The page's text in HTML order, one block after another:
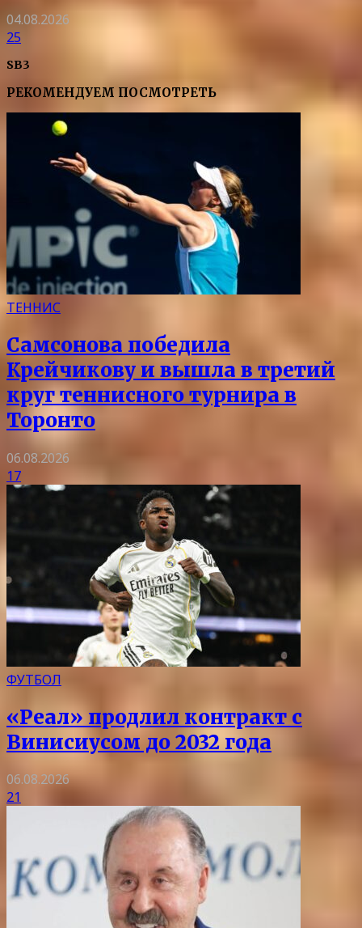
04.08.2026
25
SB3
РЕКОМЕНДУЕМ ПОСМОТРЕТЬ
ТЕННИС
Самсонова победила
Крейчикову и вышла в третий
круг теннисного турнира в
Торонто
06.08.2026
17
ФУТБОЛ
«Реал» продлил контракт с
Винисиусом до 2032 года
06.08.2026
21